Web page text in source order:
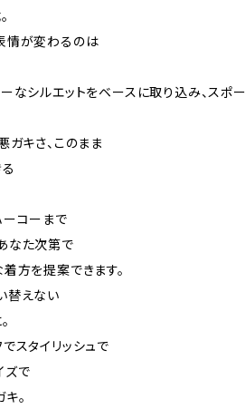
情が変わるのは
なシルエットをベースに取り込み、スポ
ガキさ、このまま
ーコーまで
なた次第で
方を提案できます。
替えない
スタイリッシュで
ズで
。